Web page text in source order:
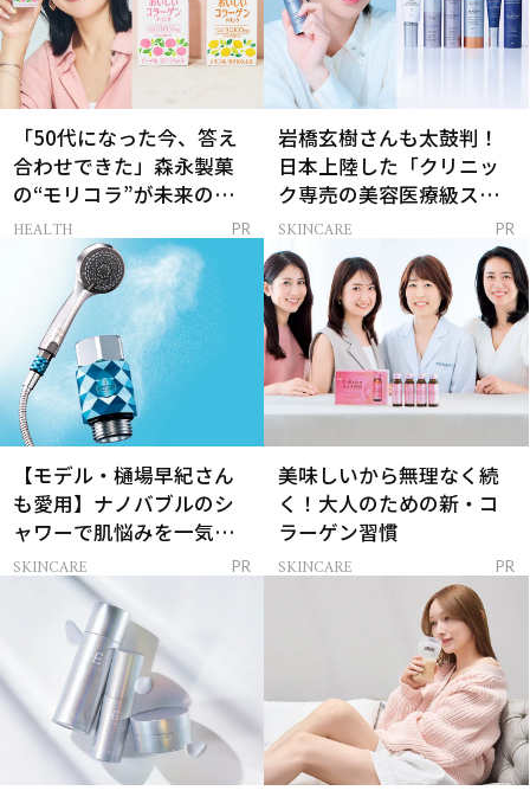
「50代になった今、答え
合わせできた」森永製菓
の“モリコラ”が未来のキ
レイを連れてくる！
HEALTH PR
岩橋玄樹さんも太鼓判！
日本上陸した「クリニッ
ク専売の美容医療級スキ
ンケア」
SKINCARE PR
【モデル・樋場早紀さん
も愛用】ナノバブルのシ
ャワーで肌悩みを一気に
解決
SKINCARE PR
美味しいから無理なく続
く！大人のための新・コ
ラーゲン習慣
SKINCARE PR